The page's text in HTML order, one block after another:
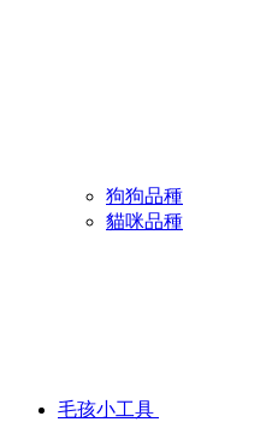
狗狗品種
貓咪品種
毛孩小工具